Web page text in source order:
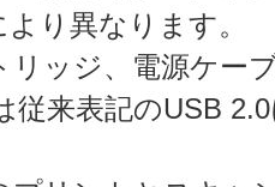
り異なります。
リッジ、電源ケー
従来表記のUSB